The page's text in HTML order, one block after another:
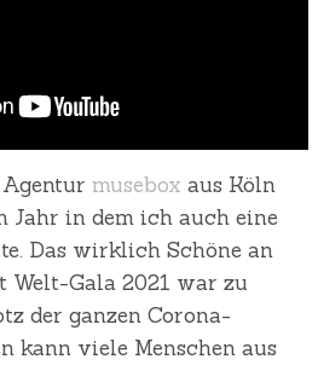
musebox aus Köln
Jahr in dem ich auch eine
Das wirklich Schöne an
Welt-Gala 2021 war zu
der ganzen Corona-
kann viele Menschen aus